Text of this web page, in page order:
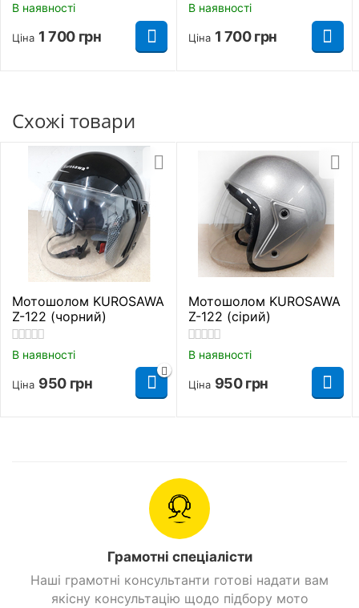
В наявності
Ціна 1 700 грн
В наявності
Ціна 1 700 грн
Схожі товари
Мотошолом KUROSAWA
Z-122 (чорний)
В наявності
Ціна 950 грн
Мотошолом KUROSAWA
Z-122 (сірий)
В наявності
Ціна 950 грн
Грамотні спеціалісти
Наші грамотні консультанти готові надати вам
якісну консультацію щодо підбору мото